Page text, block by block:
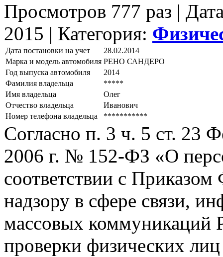
Просмотров 777 раз |
2015 | Категория:
Дата постановки на учет
28.02.2014
Марка и модель автомобиля РЕНО САНДЕРО
Год выпуска автомобиля
2014
Фамилия владельца
*****
Имя владельца
Олег
Отчество владельца
Иванович
Номер телефона владельца
***********
Согласно п. 3 ч. 5 ст. 23
2006 г. № 152-ФЗ «О
соответствии с
надзору в сфере связи,
массовых коммуникаций
проверки физических